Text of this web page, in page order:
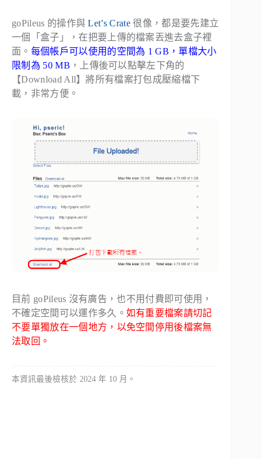
goPileus 的操作與Let’s Crate 很像，都是要先建立
一個「盒子」，在把要上傳的檔案丟進去盒子裡
面。 每個帳戶可以使用的空間為 1 GB，單檔大小
限制為 50 MB ，上傳後可以點擊左下角的
【Download All】將所有檔案打包成壓縮檔下
載，非常方便。
目前 goPileus 沒有廣告，也不用付費即可使用，
不確定空間可以運作多久。 如有重要檔案請切記
不要單獨放在一個地方，以免空間停用後檔案無
法取回。
本資訊最後檢核於 2024 年 10 月。